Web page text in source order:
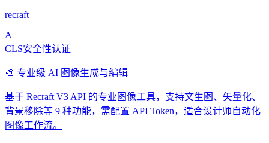
recraft
A
CLS安全性认证
🎨 专业级 AI 图像生成与编辑
基于 Recraft V3 API 的专业图像工具，支持文生图、矢量化、
背景移除等 9 种功能，需配置 API Token，适合设计师自动化
图像工作流。